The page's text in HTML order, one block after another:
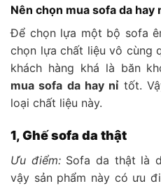
Nên chọn mua sofa da hay
Để chọn lựa một bộ sofa
chọn lựa chất liệu vô cùng
khách hàng khá là băn
mua sofa da hay nỉtốt.
loại chất liệu này.
1, Ghế sofa da thật
Ưu điểm:Sofa da thật là
vậy sản phẩm này có ưu